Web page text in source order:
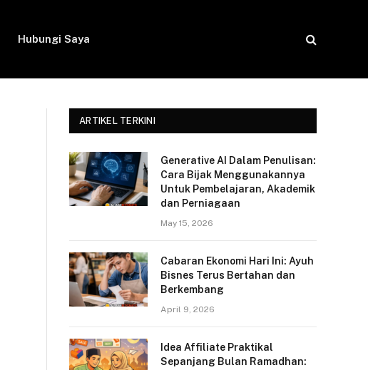
Hubungi Saya
ARTIKEL TERKINI
Generative AI Dalam Penulisan:
Cara Bijak Menggunakannya
Untuk Pembelajaran, Akademik
dan Perniagaan
May 15, 2026
Cabaran Ekonomi Hari Ini: Ayuh
Bisnes Terus Bertahan dan
Berkembang
April 9, 2026
Idea Affiliate Praktikal
Sepanjang Bulan Ramadhan: